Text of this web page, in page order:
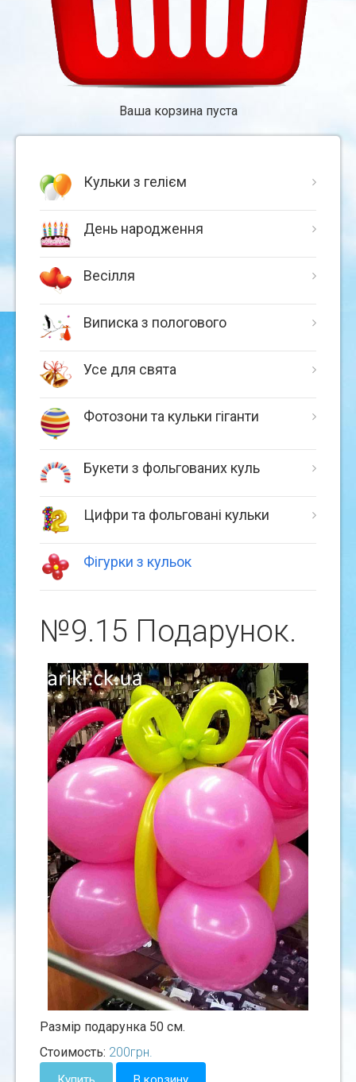
Ваша корзина пуста
Кульки з гелієм
День народження
Весілля
Виписка з пологового
Усе для свята
Фотозони та кульки гіганти
Букети з фольгованих куль
Цифри та фольговані кульки
Фігурки з кульок
№9.15 Подарунок.
Размiр подарунка 50 см.
Стоимость: 200грн.